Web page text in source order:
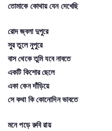
তোমাকে কোথায় যেন দেখেছি
রোদ জ্বলা দুপুরে
সুর তুলে নুপুরে
বাস থেকে তুমি যবে নাবতে
একটি কিশোর ছেলে
একা কেন দাঁড়িয়ে
সে কথা কি কোনোদিন ভাবতে
মনে পড়ে রুবি রায়